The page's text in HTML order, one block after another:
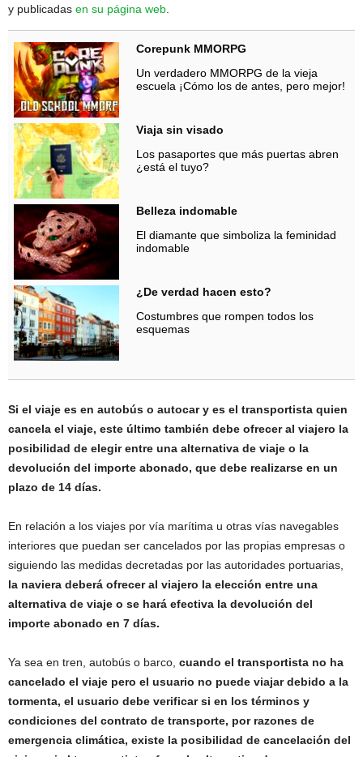
y publicadas en su página web
Corepunk MMORPG
Un verdadero MMORPG de la vieja
escuela ¡Cómo los de antes, pero mejor!
Viaja sin visado
Los pasaportes que más puertas abren
¿está el tuyo?
Belleza indomable
El diamante que simboliza la feminidad
indomable
¿De verdad hacen esto?
Costumbres que rompen todos los
esquemas
Si el viaje es en autobús o autocar y es el transportista quien
cancela el viaje, este último también debe ofrecer al viajero la
posibilidad de elegir entre una alternativa de viaje o la
devolución del importe abonado, que debe realizarse en un
plazo de 14 días.
En relación a los viajes por vía marítima u otras vías navegables
interiores que puedan ser cancelados por las propias empresas o
siguiendo las medidas decretadas por las autoridades portuarias,
la naviera deberá ofrecer al viajero la elección entre una
alternativa de viaje o se hará efectiva la devolución del
importe abonado en 7 días.
Ya sea en tren, autobús o barco, cuando el transportista no ha
cancelado el viaje pero el usuario no puede viajar debido a la
tormenta, el usuario debe verificar si en los términos y
condiciones del contrato de transporte, por razones de
emergencia climática, existe la posibilidad de cancelación del